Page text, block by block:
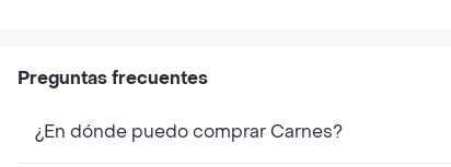
Preguntas frecuentes
¿En dónde puedo comprar Carnes?